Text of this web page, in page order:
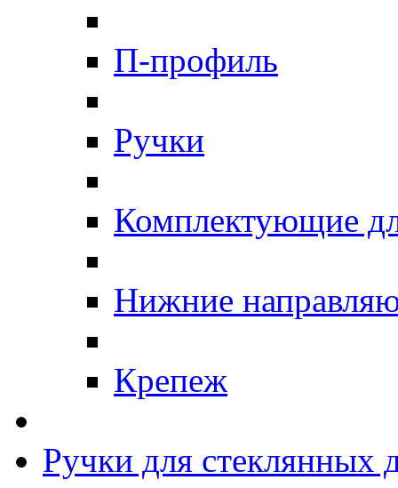
П-профиль
Ручки
Комплектующие
Нижние
Крепеж
Ручки для стеклянных